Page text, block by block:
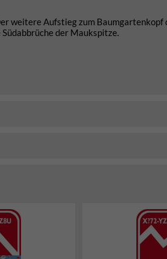
weitere Aufstieg zum
der Maukspitze.